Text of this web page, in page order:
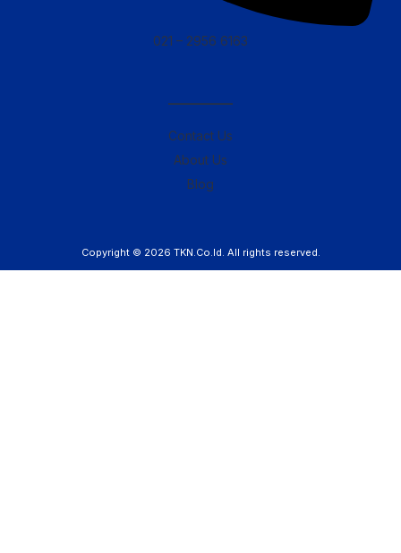
021 – 2956 6163
————–
Contact Us
About Us
Blog
Copyright © 2026 TKN.Co.Id. All rights reserved.